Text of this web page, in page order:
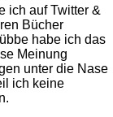
ich auf Twitter &
Bücher
habe ich das
Meinung
unter die Nase
ich keine